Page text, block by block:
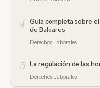
4
Guía completa sobre
de Baleares
Derechos Laborales
5 La regulación de las
Derechos Laborales